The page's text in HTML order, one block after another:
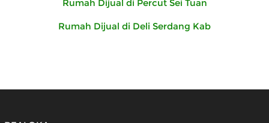
Rumah Dijual di Percut Sei Tuan
Rumah Dijual di Deli Serdang Kab